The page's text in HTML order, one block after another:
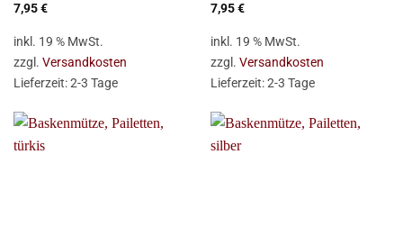
7,95€
inkl. 19 % MwSt.
zzgl. Versandkosten
Lieferzeit:2-3 Tage
7,95€
inkl. 19 % MwSt.
zzgl. Versandkosten
Lieferzeit:2-3 Tage